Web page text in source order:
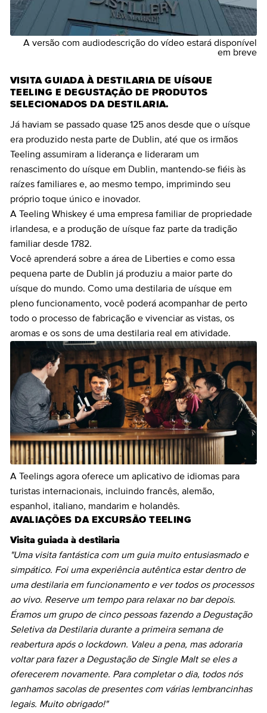
A versão com audiodescrição do vídeo estará disponível
em breve
VISITA GUIADA À DESTILARIA DE UÍSQUE
TEELING E DEGUSTAÇÃO DE PRODUTOS
SELECIONADOS DA DESTILARIA.
Já haviam se passado quase 125 anos desde que o uísque
era produzido nesta parte de Dublin, até que os irmãos
Teeling assumiram a liderança e lideraram um
renascimento do uísque em Dublin, mantendo-se fiéis às
raízes familiares e, ao mesmo tempo, imprimindo seu
próprio toque único e inovador.
A Teeling Whiskey é uma empresa familiar de propriedade
irlandesa, e a produção de uísque faz parte da tradição
familiar desde 1782.
Você aprenderá sobre a área de Liberties e como essa
pequena parte de Dublin já produziu a maior parte do
uísque do mundo. Como uma destilaria de uísque em
pleno funcionamento, você poderá acompanhar de perto
todo o processo de fabricação e vivenciar as vistas, os
aromas e os sons de uma destilaria real em atividade.
A Teelings agora oferece um aplicativo de idiomas para
turistas internacionais, incluindo francês, alemão,
espanhol, italiano, mandarim e holandês.
AVALIAÇÕES DA EXCURSÃO TEELING
Visita guiada à destilaria
"Uma visita fantástica com um guia muito entusiasmado e
simpático. Foi uma experiência autêntica estar dentro de
uma destilaria em funcionamento e ver todos os processos
ao vivo. Reserve um tempo para relaxar no bar depois.
Éramos um grupo de cinco pessoas fazendo a Degustação
Seletiva da Destilaria durante a primeira semana de
reabertura após o lockdown. Valeu a pena, mas adoraria
voltar para fazer a Degustação de Single Malt se eles a
oferecerem novamente. Para completar o dia, todos nós
ganhamos sacolas de presentes com várias lembrancinhas
legais. Muito obrigado!"